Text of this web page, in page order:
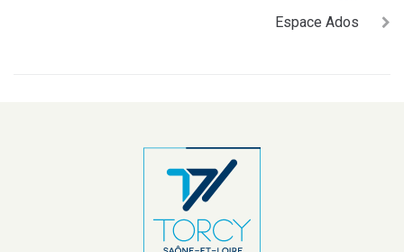
Espace Ados